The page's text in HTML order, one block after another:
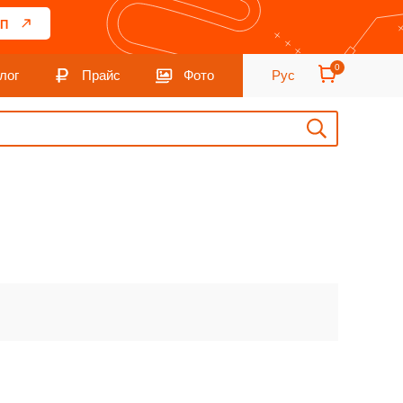
Прайс Фото Рус
0